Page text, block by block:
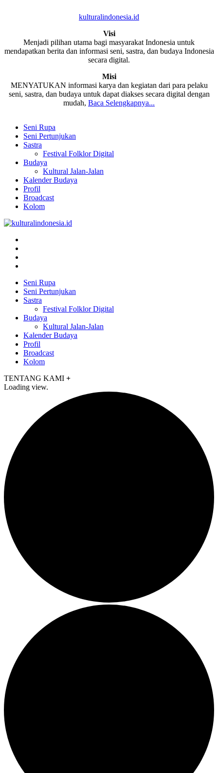
kulturalindonesia.id
Visi
Menjadi pilihan utama bagi masyarakat Indonesia untuk
mendapatkan berita dan informasi seni, sastra, dan budaya Indonesia
secara digital.
Misi
MENYATUKAN informasi karya dan kegiatan dari para pelaku
seni, sastra, dan budaya untuk dapat diakses secara digital dengan
mudah, Baca Selengkapnya...
Seni Rupa
Seni Pertunjukan
Sastra
Festival Folklor Digital
Budaya
Kultural Jalan-Jalan
Kalender Budaya
Profil
Broadcast
Kolom
Seni Rupa
Seni Pertunjukan
Sastra
Festival Folklor Digital
Budaya
Kultural Jalan-Jalan
Kalender Budaya
Profil
Broadcast
Kolom
TENTANG KAMI +
Loading view.